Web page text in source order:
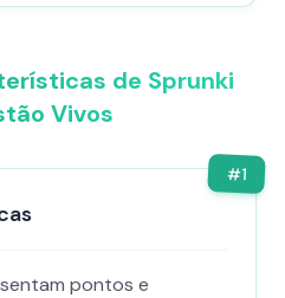
de Sprunki
Vivos
#1
pontos e